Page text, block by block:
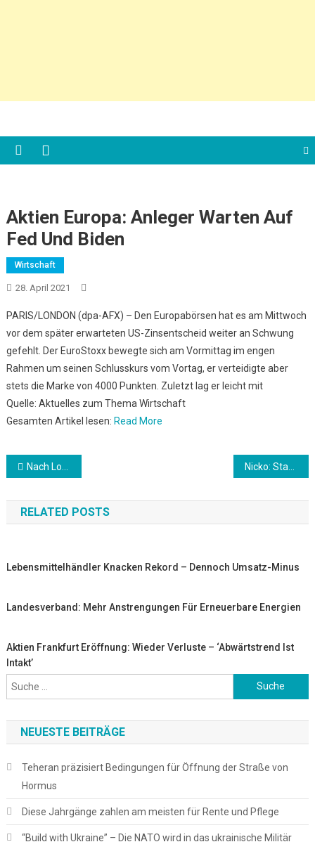
Aktien Europa: Anleger Warten Auf
Fed Und Biden
Wirtschaft
28. April 2021
PARIS/LONDON (dpa-AFX) – Den Europabörsen hat es am Mittwoch
vor dem später erwarteten US-Zinsentscheid weiter an Schwung
gefehlt. Der EuroStoxx bewegte sich am Vormittag im engen
Rahmen um seinen Schlusskurs vom Vortag, er verteidigte aber
stets die Marke von 4000 Punkten. Zuletzt lag er leicht mit
Quelle: Aktuelles zum Thema Wirtschaft
Gesamten Artikel lesen: Read More
Beitrags-
Navigation
Nach Lockdown: “Wir werden so viele Rabattaktionen sehen wie nie zuvor”
RELATED POSTS
Lebensmittelhändler Knacken Rekord – Dennoch Umsatz-Minus
Landesverband: Mehr Anstrengungen Für Erneuerbare Energien
Aktien Frankfurt Eröffnung: Wieder Verluste – ‘Abwärtstrend Ist
Intakt’
Suche
nach:
NEUESTE BEITRÄGE
Teheran präzisiert Bedingungen für Öffnung der Straße von
Hormus
Diese Jahrgänge zahlen am meisten für Rente und Pflege
“Build with Ukraine” – Die NATO wird in das ukrainische Militär